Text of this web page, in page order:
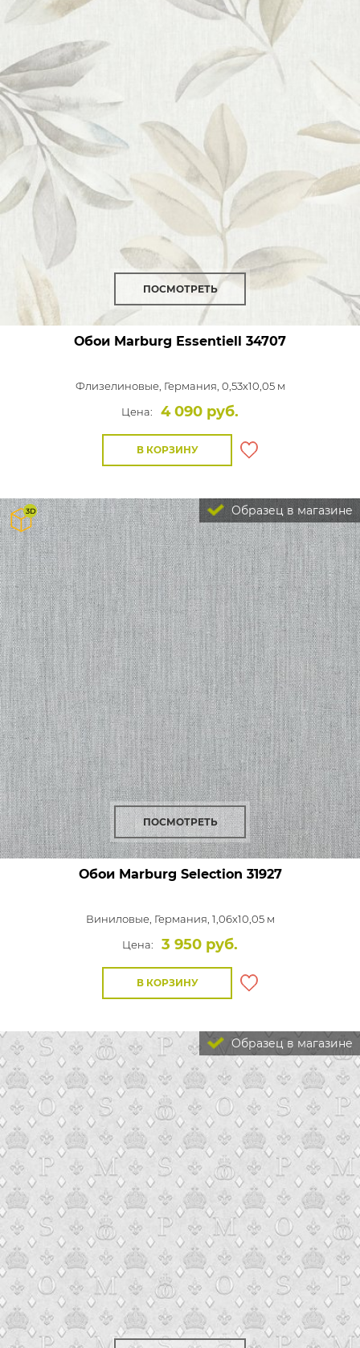
ПОСМОТРЕТЬ
Обои Marburg Essentiell 34707
Флизелиновые, Германия, 0,53x10,05 м
Цена:
4 090 руб.
В КОРЗИНУ
Образец в магазине
ПОСМОТРЕТЬ
Обои Marburg Selection 31927
Виниловые, Германия, 1,06x10,05 м
Цена:
3 950 руб.
В КОРЗИНУ
Образец в магазине